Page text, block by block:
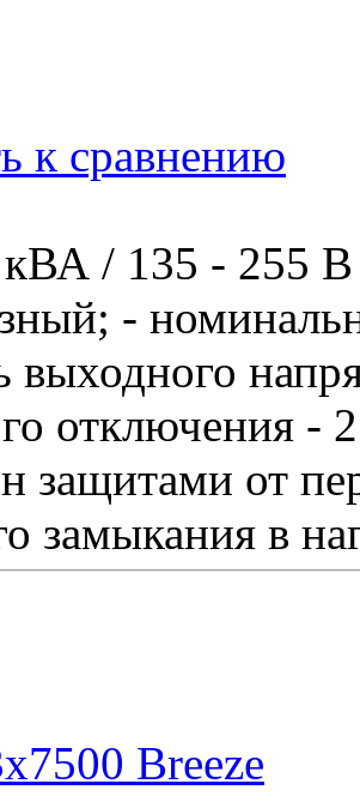
к сравнению
/ 135 - 255
-
выходного
отключения -
защитами от
замыкания в
Breeze